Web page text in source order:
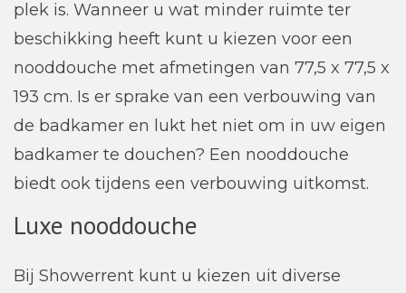
plek is. Wanneer u wat minder ruimte ter
beschikking heeft kunt u kiezen voor een
nooddouche met afmetingen van 77,5 x 77,5 x
193 cm. Is er sprake van een verbouwing van
de badkamer en lukt het niet om in uw eigen
badkamer te douchen? Een nooddouche
biedt ook tijdens een verbouwing uitkomst.
Luxe nooddouche
Bij Showerrent kunt u kiezen uit diverse